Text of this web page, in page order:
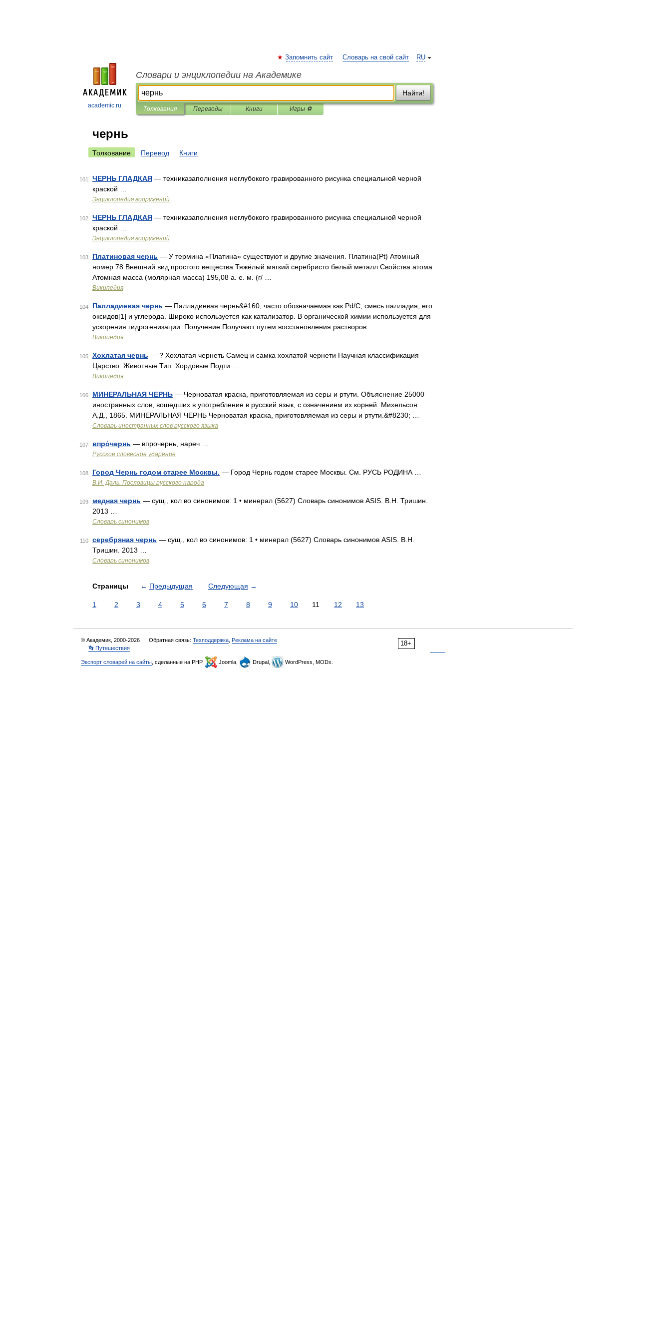
academic.ru
RU
Запомнить сайт Словарь на свой сайт
Словари и энциклопедии на Академике
Найти!
Толкования Переводы Книги Игры ⚽
чернь
Толкование Перевод Книги
101 ЧЕРНЬ ГЛАДКАЯ — техниказаполнения неглубокого гравированного рисунка специальной черной
краской …
Энциклопедия вооружений
102 ЧЕРНЬ ГЛАДКАЯ — техниказаполнения неглубокого гравированного рисунка специальной черной
краской …
Энциклопедия вооружений
103 Платиновая чернь — У термина «Платина» существуют и другие значения. Платина(Pt) Атомный
номер 78 Внешний вид простого вещества Тяжёлый мягкий серебристо белый металл Свойства атома
Атомная масса (молярная масса) 195,08 а. е. м. (г/ …
Википедия
104 Палладиевая чернь — Палладиевая чернь&#160; часто обозначаемая как Pd/C, смесь палладия, его
оксидов[1] и углерода. Широко используется как катализатор. В органической химии используется для
ускорения гидрогенизации. Получение Получают путем восстановления растворов …
Википедия
105 Хохлатая чернь — ? Хохлатая чернеть Самец и самка хохлатой чернети Научная классификация
Царство: Животные Тип: Хордовые Подти …
Википедия
106 МИНЕРАЛЬНАЯ ЧЕРНЬ — Черноватая краска, приготовляемая из серы и ртути. Объяснение 25000
иностранных слов, вошедших в употребление в русский язык, с означением их корней. Михельсон
А.Д., 1865. МИНЕРАЛЬНАЯ ЧЕРНЬ Черноватая краска, приготовляемая из серы и ртути.&#8230; …
Словарь иностранных слов русского языка
107 впро́чернь — впрочернь, нареч …
Русское словесное ударение
108 Город Чернь годом старее Москвы. — Город Чернь годом старее Москвы. См. РУСЬ РОДИНА …
В.И. Даль. Пословицы русского народа
109 медная чернь — сущ., кол во синонимов: 1 • минерал (5627) Словарь синонимов ASIS. В.Н. Тришин.
2013 …
Словарь синонимов
110 серебряная чернь — сущ., кол во синонимов: 1 • минерал (5627) Словарь синонимов ASIS. В.Н.
Тришин. 2013 …
Словарь синонимов
Страницы ← Предыдущая Следующая →
1 2 3 4 5 6 7 8 9 10 11 12 13
18+
© Академик, 2000-2026 Обратная связь: Техподдержка Реклама на сайте
👣 Путешествия
Экспорт словарей на сайты , сделанные на PHP, Joomla, Drupal, WordPress, MODx.